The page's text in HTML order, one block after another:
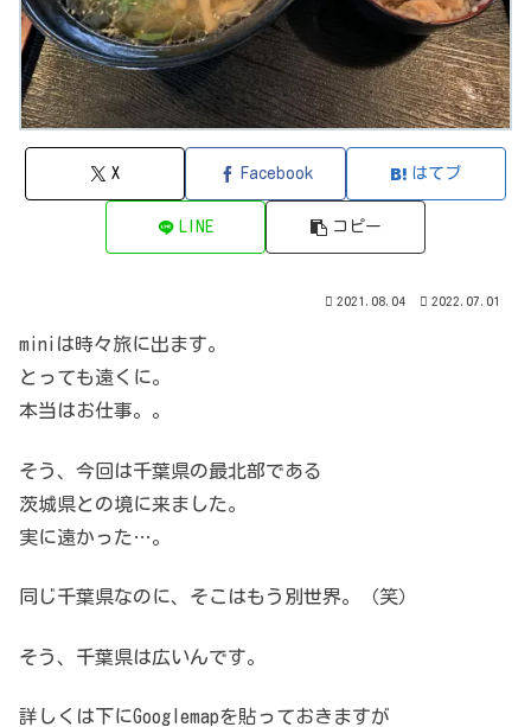
X Facebook はてブ
LINE コピー
2021.08.04 2022.07.01
miniは時々旅に出ます。
とっても遠くに。
本当はお仕事。。
そう、今回は千葉県の最北部である
茨城県との境に来ました。
実に遠かった…。
同じ千葉県なのに、そこはもう別世界。（笑）
そう、千葉県は広いんです。
詳しくは下にGooglemapを貼っておきますが